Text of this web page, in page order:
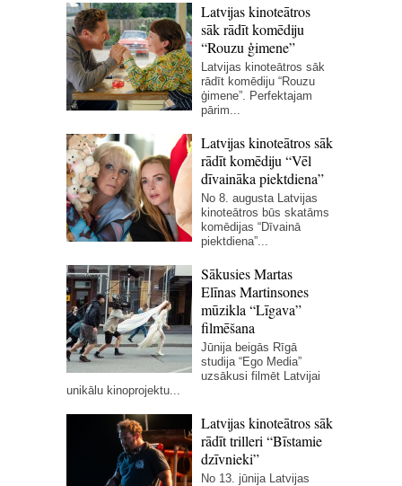
Latvijas kinoteātros
sāk rādīt komēdiju
“Rouzu ģimene”
Latvijas kinoteātros sāk
rādīt komēdiju “Rouzu
ģimene”. Perfektajam
pārim...
Latvijas kinoteātros sāk
rādīt komēdiju “Vēl
dīvaināka piektdiena”
No 8. augusta Latvijas
kinoteātros būs skatāms
komēdijas “Dīvainā
piektdiena”...
Sākusies Martas
Elīnas Martinsones
mūzikla “Līgava”
filmēšana
Jūnija beigās Rīgā
studija “Ego Media”
uzsākusi filmēt Latvijai
unikālu kinoprojektu...
Latvijas kinoteātros sāk
rādīt trilleri “Bīstamie
dzīvnieki”
No 13. jūnija Latvijas